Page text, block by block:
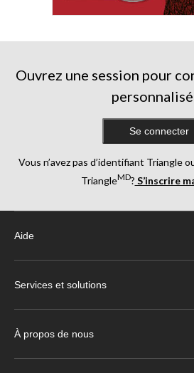
Ouvrez une session pour
Se connecter
Vous n’avez pas d’identifiant Triangle
TriangleMD? S’inscrire
Aide
Services et solutions
À propos de nous